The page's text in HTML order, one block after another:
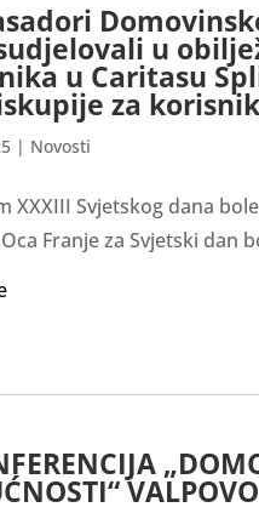
u
u Caritasu
za
| Novosti
XXXIII Svjetskog dana
Franje za Svjetski dan